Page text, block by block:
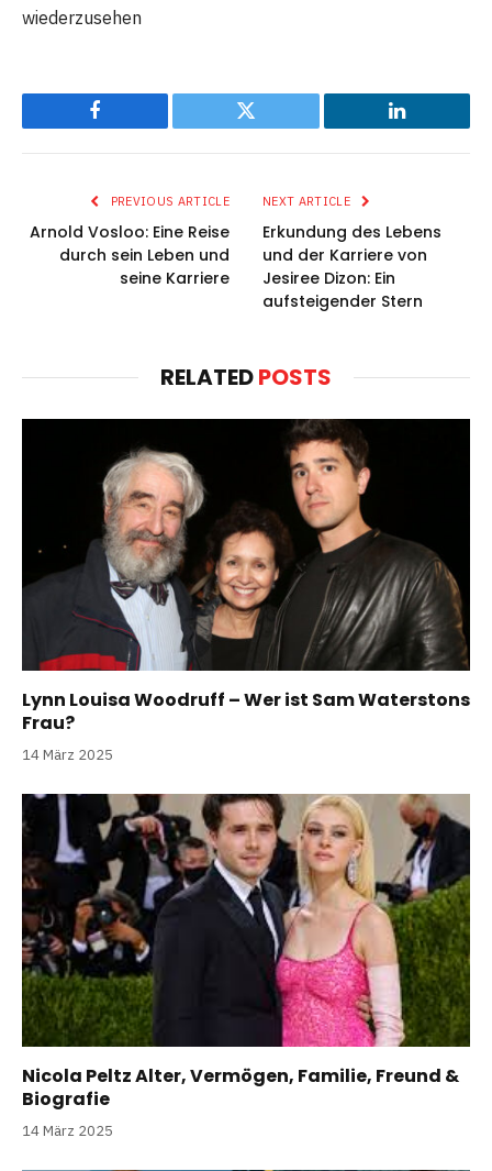
wiederzusehen
Facebook Twitter LinkedIn
PREVIOUS ARTICLE
Arnold Vosloo: Eine Reise
durch sein Leben und
seine Karriere
NEXT ARTICLE
Erkundung des Lebens
und der Karriere von
Jesiree Dizon: Ein
aufsteigender Stern
RELATEDPOSTS
Lynn Louisa Woodruff – Wer ist Sam Waterstons
Frau?
14 März 2025
Nicola Peltz Alter, Vermögen, Familie, Freund &
Biografie
14 März 2025